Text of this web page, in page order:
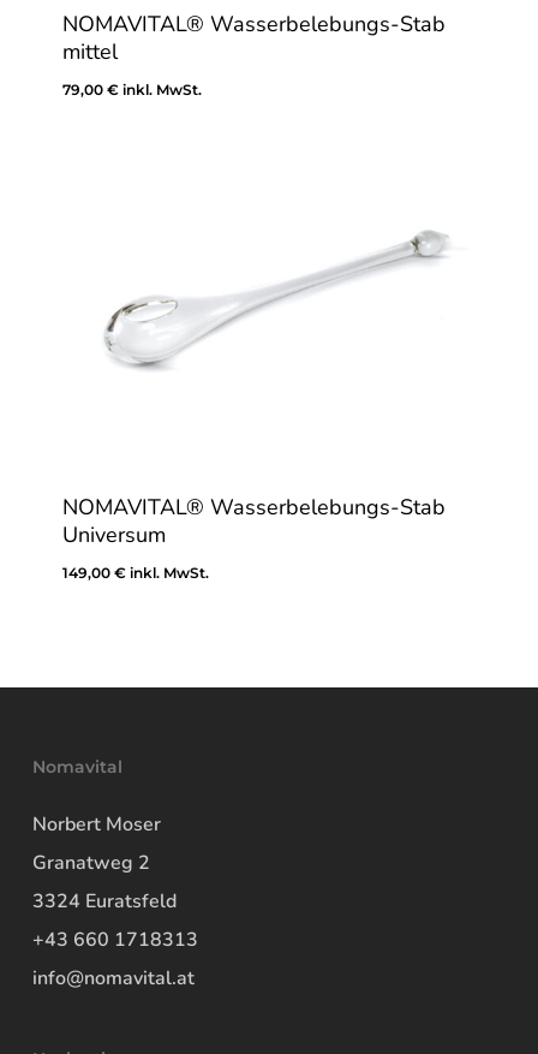
NOMAVITAL® Wasserbelebungs-Stab
mittel
79,00 € inkl. MwSt.
NOMAVITAL® Wasserbelebungs-Stab
Universum
149,00 € inkl. MwSt.
Nomavital
Norbert Moser
Granatweg 2
3324 Euratsfeld
+43 660 1718313
info@nomavital.at